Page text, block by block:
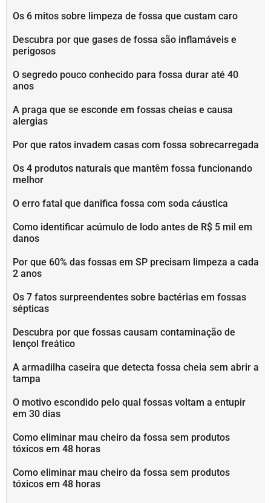
Os 6 mitos sobre limpeza de fossa que custam caro
Descubra por que gases de fossa são inflamáveis e
perigosos
O segredo pouco conhecido para fossa durar até 40
anos
A praga que se esconde em fossas cheias e causa
alergias
Por que ratos invadem casas com fossa sobrecarregada
Os 4 produtos naturais que mantêm fossa funcionando
melhor
O erro fatal que danifica fossa com soda cáustica
Como identificar acúmulo de lodo antes de R$ 5 mil em
danos
Por que 60% das fossas em SP precisam limpeza a cada
2 anos
Os 7 fatos surpreendentes sobre bactérias em fossas
sépticas
Descubra por que fossas causam contaminação de
lençol freático
A armadilha caseira que detecta fossa cheia sem abrir a
tampa
O motivo escondido pelo qual fossas voltam a entupir
em 30 dias
Como eliminar mau cheiro da fossa sem produtos
tóxicos em 48 horas
Como eliminar mau cheiro da fossa sem produtos
tóxicos em 48 horas